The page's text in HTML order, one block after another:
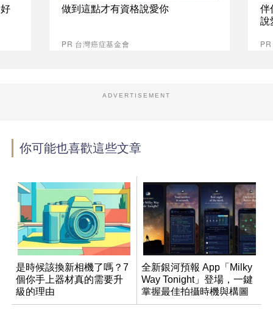
做到這點才有資格說愛你
PR 台灣癌症基金會
伴
說
ADVERTISEMENT
你可能也喜歡這些文章
是時候該換新相機了嗎？7
個你手上器材真的需要升
級的理由
全新銀河預報 App「Milky
Way Tonight」登場，一鍵
掌握最佳拍攝時機與構圖